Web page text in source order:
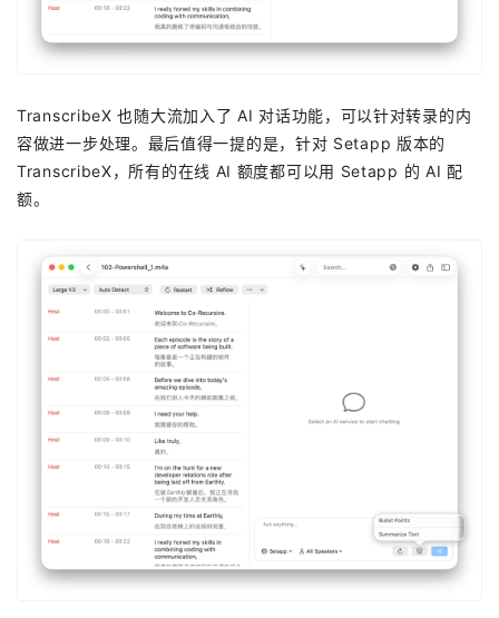
TranscribeX 也随大流加入了 AI 对话功能，可以针对转录的内
容做进一步处理。最后值得一提的是，针对 Setapp 版本的
TranscribeX，所有的在线 AI 额度都可以用 Setapp 的 AI 配
额。